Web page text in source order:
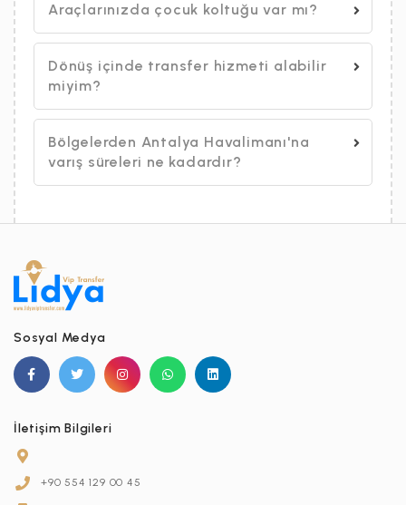
Araçlarınızda çocuk koltuğu var mı?
Dönüş içinde transfer hizmeti alabilir
miyim?
Bölgelerden Antalya Havalimanı'na
varış süreleri ne kadardır?
Sosyal Medya
İletişim Bilgileri
+90 554 129 00 45